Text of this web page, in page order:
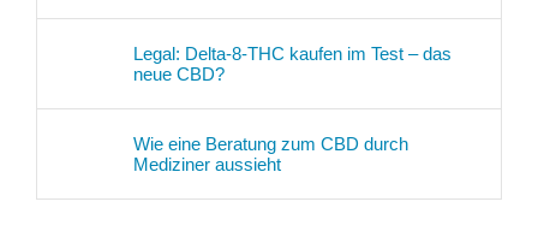
Legal: Delta-8-THC kaufen im Test – das
neue CBD?
Wie eine Beratung zum CBD durch
Mediziner aussieht